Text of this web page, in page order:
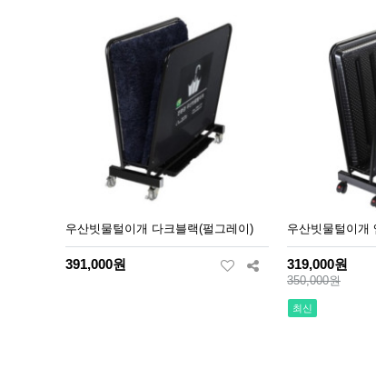
우산빗물털이개 다크블랙(펄그레이)
391,000원
우산빗물털이개
319,000원
350,000원
최신